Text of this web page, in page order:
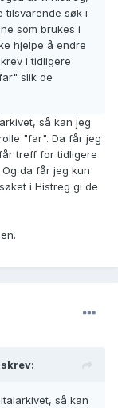
tilsvarende søk i
som brukes i
hjelpe å endre
i tidligere
slik de
så kan jeg
"far". Da får jeg
treff for tidligere
da får jeg kun
i Histreg gi de
så kan